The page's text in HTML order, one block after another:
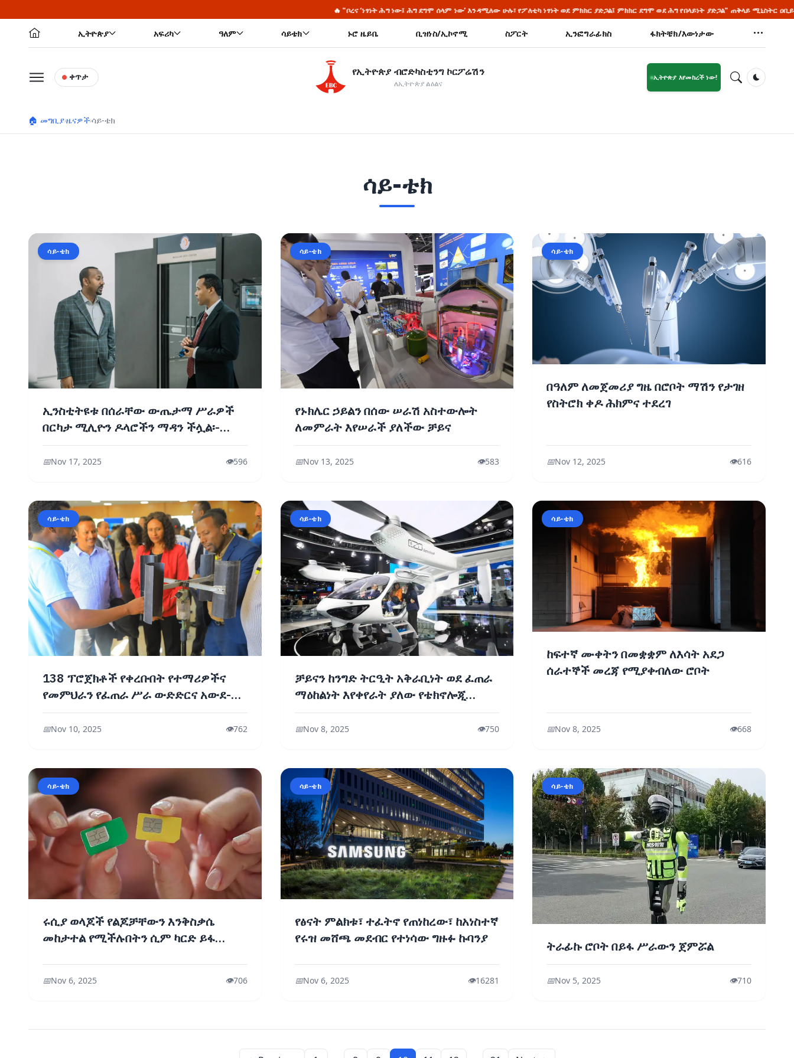
🔥 "ቦረና ‘ነፃነት ሕግ ነው፤ ሕግ ደግሞ ሰላም ነው’ እንዳሚለው ሁሉ፣ የፖለቲካ ነፃነት ወደ ምክክር ያድጋል፤ ምክክር ደግሞ ወደ ሕግ የበላይነት ያድጋል" ጠቅላይ ሚኒስትር ዐቢይ አሕመድ (ዶ/ር)
ኢትዮጵያ አፍሪካ ዓለም ሳይቴክ ኑሮ ዜይቤ ቢዝነስ/ኢኮኖሚ ስፖርት ኢንፎግራፊክስ ፋክትቼክ/እውነታው
ቀጥታ የኢትዮጵያ ብሮድካስቲንግ ኮርፖሬሽን
ለኢትዮጵያ ልዕልና
ኢትዮጵያ እየመከረች ነው!
Dark
🏠 መግቢያ›ዜናዎች›ሳይ-ቴክ
ሳይ-ቴክ
ሳይ-ቴክ
ኢንስቲትዩቱ በሰራቸው ውጤታማ ሥራዎች
በርካታ ሚሊዮን ዶላሮችን ማዳን ችሏል፡-
ጠቅላይ ሚኒስትር ዐቢይ አሕመድ (ዶ/ር)
📅Nov 17, 2025 👁️596
ሳይ-ቴክ
የኑክሌር ኃይልን በሰው ሠራሽ አስተውሎት
ለመምራት እየሠራች ያለችው ቻይና
📅Nov 13, 2025 👁️583
ሳይ-ቴክ
በዓለም ለመጀመሪያ ግዜ በሮቦት ማሽን የታገዘ
የስትሮክ ቀዶ ሕክምና ተደረገ
📅Nov 12, 2025 👁️616
ሳይ-ቴክ
138 ፕሮጀክቶች የቀረቡበት የተማሪዎችና
የመምህራን የፈጠራ ሥራ ውድድርና አውደ-
ርዕይ
📅Nov 10, 2025 👁️762
ሳይ-ቴክ
ቻይናን ከንግድ ትርዒት አቅራቢነት ወደ ፈጠራ
ማዕከልነት እየቀየራት ያለው የቴክኖሎጂ
ኤክስፖ
📅Nov 8, 2025 👁️750
ሳይ-ቴክ
ከፍተኛ ሙቀትን በመቋቋም ለእሳት አደጋ
ሰራተኞች መረጃ የሚያቀብለው ሮቦት
📅Nov 8, 2025 👁️668
ሳይ-ቴክ
ሩሲያ ወላጆች የልጆቻቸውን እንቅስቃሴ
መከታተል የሚችሉበትን ሲም ካርድ ይፋ
📅Nov 6, 2025 👁️706
ሳይ-ቴክ
የፅናት ምልክቱ፣ ተፈትኖ የጠነከረው፣ ከአነስተኛ
የሩዝ መሸጫ መደብር የተነሳው ግዙፉ ኩባንያ
📅Nov 6, 2025 👁️16281
ሳይ-ቴክ
ትራፊኩ ሮቦት በይፋ ሥራውን ጀምሯል
📅Nov 5, 2025 👁️710